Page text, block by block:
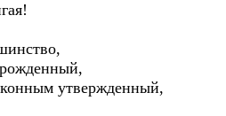
утвержденный,